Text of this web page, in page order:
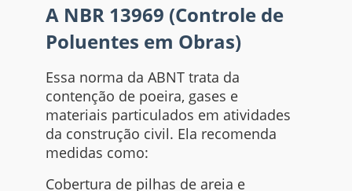
A NBR 13969 (Controle de
Poluentes em Obras)
Essa norma da ABNT trata da
contenção de poeira, gases e
materiais particulados em atividades
da construção civil. Ela recomenda
medidas como:
Cobertura de pilhas de areia e